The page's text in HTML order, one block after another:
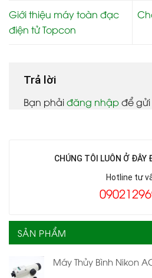
CHÚNG TÔI LUÔN Ở ĐÂY
Hotline tư
SẢN PHẨM
Máy Thủy Bình Nikon
Giới thiệu máy toàn đạc
điện tử Topcon
Trả lời
Bạn phảiđăng nhậpđể